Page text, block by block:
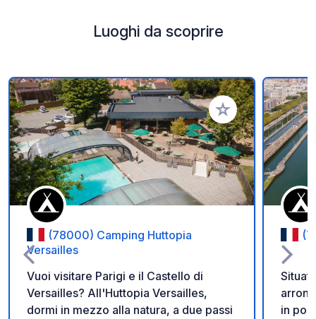
Luoghi da scoprire
Aggiungi ai tuoi
(78000) Camping Huttopia
Versailles
Vuoi visitare Parigi e il Castello di
Versailles? All'Huttopia Versailles,
dormi in mezzo alla natura, a due passi
in